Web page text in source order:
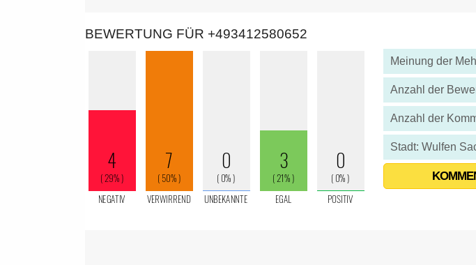
BEWERTUNG FÜR +493412580652
Meinung der
Anzahl der
Anzahl der